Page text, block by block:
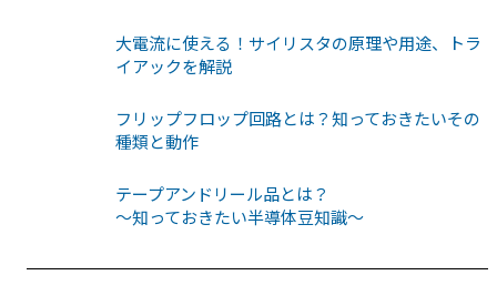
大電流に使える！サイリスタの原理や用途、トラ
イアックを解説
フリップフロップ回路とは？知っておきたいその
種類と動作
テープアンドリール品とは？
〜知っておきたい半導体豆知識〜